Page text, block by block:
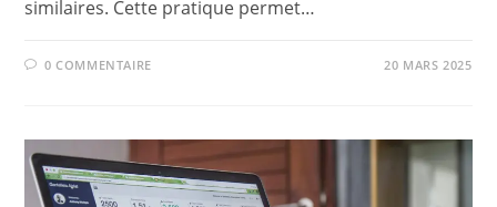
similaires. Cette pratique permet…
0 COMMENTAIRE 20 MARS 2025